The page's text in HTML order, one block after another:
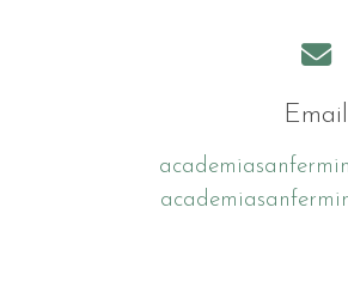
Email